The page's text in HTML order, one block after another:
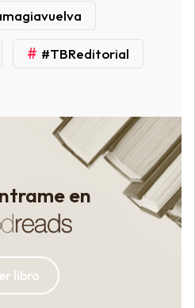
# #TBReditorial
en
libro